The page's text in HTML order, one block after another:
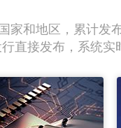
家和地区，累计发
直接发布，系统实